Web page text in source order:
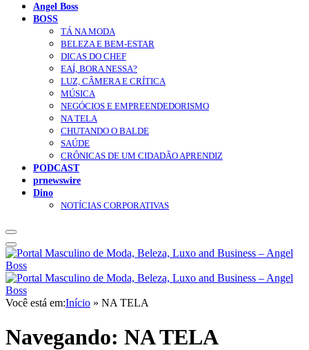
Angel Boss
BOSS
TÁ NA MODA
BELEZA E BEM-ESTAR
DICAS DO CHEF
EAÍ, BORA NESSA?
LUZ, CÂMERA E CRÍTICA
MÚSICA
NEGÓCIOS E EMPREENDEDORISMO
NA TELA
CHUTANDO O BALDE
SAÚDE
CRÔNICAS DE UM CIDADÃO APRENDIZ
PODCAST
prnewswire
Dino
NOTÍCIAS CORPORATIVAS
Você está em:Início » NA TELA
Navegando: NA TELA